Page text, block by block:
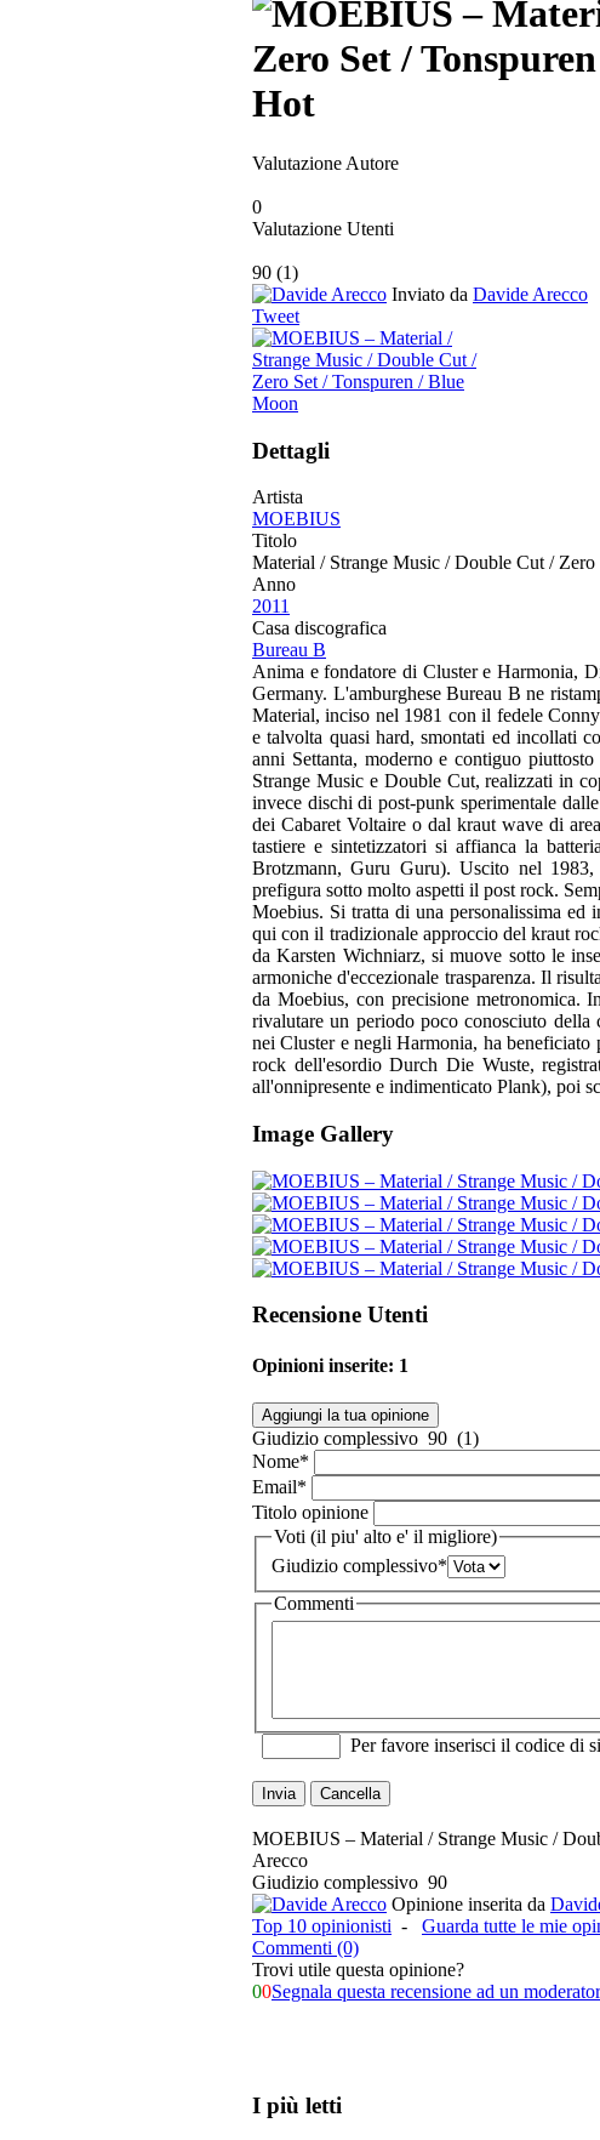
Hot
Valutazione Autore
0
Valutazione Utenti
90 (1)
Inviato da Davide Arecco
Tweet
Dettagli
Artista
MOEBIUS
Titolo
Material / Strange Music / Double Cut /
Anno
2011
Casa discografica
Bureau B
Anima e fondatore di Cluster e Harmonia,
Germany. L'amburghese Bureau B ne
Material, inciso nel 1981 con il fedele
e talvolta quasi hard, smontati ed incollati
anni Settanta, moderno e contiguo
Strange Music e Double Cut, realizzati in
invece dischi di post-punk sperimentale
dei Cabaret Voltaire o dal kraut wave di
tastiere e sintetizzatori si affianca la
Brotzmann, Guru Guru). Uscito nel
prefigura sotto molto aspetti il post rock.
Moebius. Si tratta di una personalissima ed
qui con il tradizionale approccio del kraut
da Karsten Wichniarz, si muove sotto le
armoniche d'eccezionale trasparenza. Il
da Moebius, con precisione metronomica.
rivalutare un periodo poco conosciuto della
nei Cluster e negli Harmonia, ha
rock dell'esordio Durch Die Wuste,
all'onnipresente e indimenticato Plank), poi
Image Gallery
Recensione Utenti
Opinioni inserite: 1
Aggiungi la tua opinione
Giudizio complessivo 90 (1)
Nome*
Email*
Titolo opinione
Voti (il piu' alto e' il migliore)
Giudizio complessivo*
Commenti
Per favore inserisci il codice di
Invia Cancella
MOEBIUS – Material / Strange Music /
Arecco
Giudizio complessivo 90
Opinione inserita da
Top 10 opinionisti - Guarda tutte le mie
Commenti (0)
Trovi utile questa opinione?
00Segnala questa recensione ad un
I più letti